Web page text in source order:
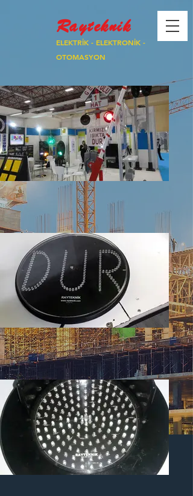
Rayteknik
ELEKTRİK - ELEKTRONİK -
OTOMASYON